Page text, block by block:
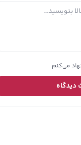
می‌کنم
دیدگاه